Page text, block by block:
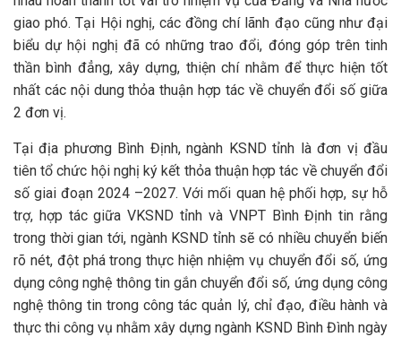
giao phó. Tại Hội nghị, các đồng chí lãnh đạo cũng như đại
biểu dự hội nghị đã có những trao đổi, đóng góp trên tinh
thần bình đẳng, xây dựng, thiện chí nhằm để thực hiện tốt
nhất các nội dung thỏa thuận hợp tác về chuyển đổi số giữa
2 đơn vị.
Tại địa phương Bình Định, ngành KSND tỉnh là đơn vị đầu
tiên tổ chức hội nghị ký kết thỏa thuận hợp tác về chuyển đổi
số giai đoạn 2024 –2027. Với mối quan hệ phối hợp, sự hỗ
trợ, hợp tác giữa VKSND tỉnh và VNPT Bình Định tin rằng
trong thời gian tới, ngành KSND tỉnh sẽ có nhiều chuyển biến
rõ nét, đột phá trong thực hiện nhiệm vụ chuyển đổi số, ứng
dụng công nghệ thông tin gắn chuyển đổi số, ứng dụng công
nghệ thông tin trong công tác quản lý, chỉ đạo, điều hành và
thực thi công vụ nhằm xây dựng ngành KSND Bình Đình ngày